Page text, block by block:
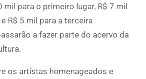
mil para o primeiro lugar, R$ 7 mil
R$ 5 mil para a terceira
a fazer parte do acervo da
os artistas homenageados e